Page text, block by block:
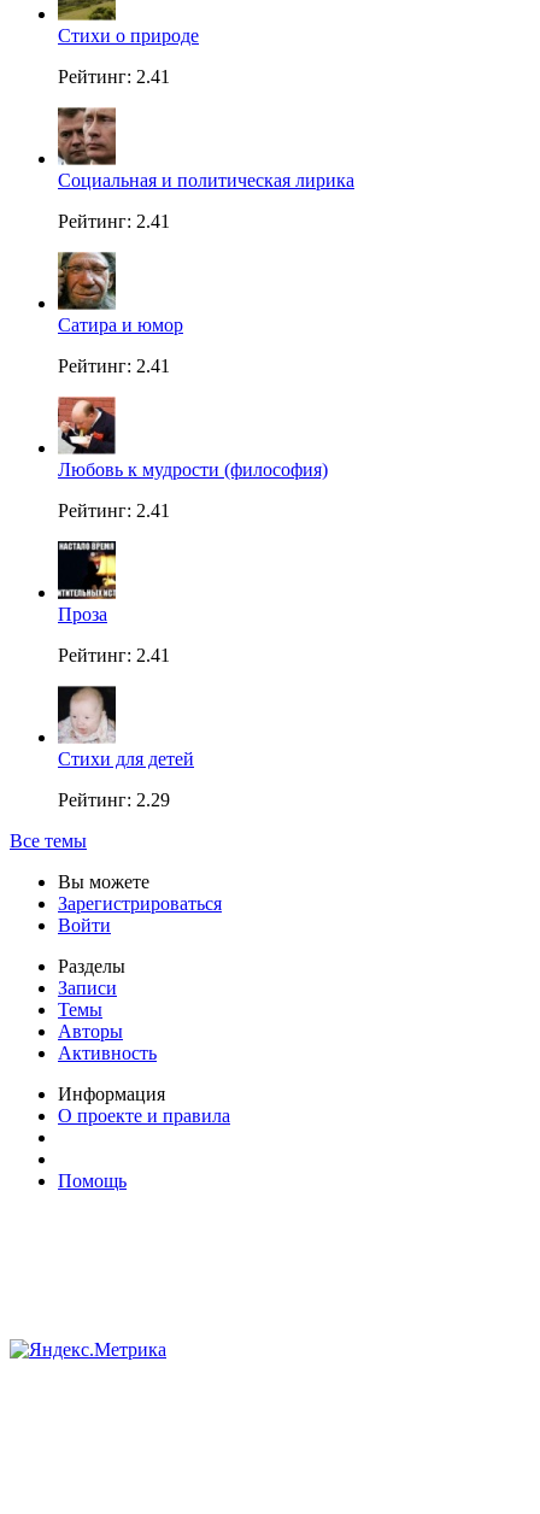
Стихи о природе
Рейтинг: 2.41
Социальная и политическая лирика
Рейтинг: 2.41
Сатира и юмор
Рейтинг: 2.41
Любовь к мудрости (философия)
Рейтинг: 2.41
Проза
Рейтинг: 2.41
Стихи для детей
Рейтинг: 2.29
Все темы
Вы можете
Зарегистрироваться
Войти
Разделы
Записи
Темы
Авторы
Активность
Информация
О проекте и правила
Помощь